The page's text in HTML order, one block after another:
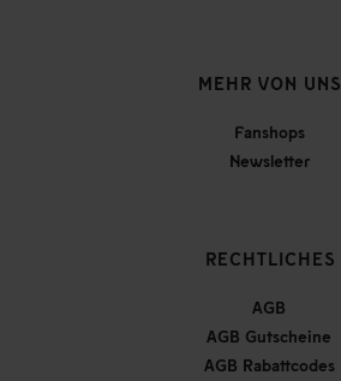
MEHR VON UNS
Fanshops
Newsletter
RECHTLICHES
AGB
AGB Gutscheine
AGB Rabattcodes